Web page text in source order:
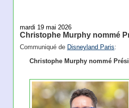
mardi 19 mai 2026
Christophe Murphy nommé
Communiqué de Disneyland Paris:
Christophe Murphy nommé